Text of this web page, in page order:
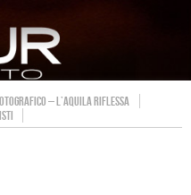
– L’AQUILA RIFLESSA